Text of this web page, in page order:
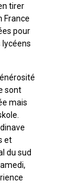
tirer
France
pour
lycéens
sont
mais
et
du sud